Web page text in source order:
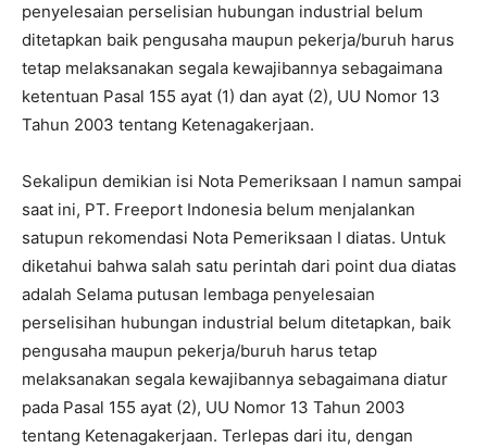
penyelesaian perselisian hubungan industrial belum
ditetapkan baik pengusaha maupun pekerja/buruh harus
tetap melaksanakan segala kewajibannya sebagaimana
ketentuan Pasal 155 ayat (1) dan ayat (2), UU Nomor 13
Tahun 2003 tentang Ketenagakerjaan.
Sekalipun demikian isi Nota Pemeriksaan I namun sampai
saat ini, PT. Freeport Indonesia belum menjalankan
satupun rekomendasi Nota Pemeriksaan I diatas. Untuk
diketahui bahwa salah satu perintah dari point dua diatas
adalah Selama putusan lembaga penyelesaian
perselisihan hubungan industrial belum ditetapkan, baik
pengusaha maupun pekerja/buruh harus tetap
melaksanakan segala kewajibannya sebagaimana diatur
pada Pasal 155 ayat (2), UU Nomor 13 Tahun 2003
tentang Ketenagakerjaan. Terlepas dari itu, dengan